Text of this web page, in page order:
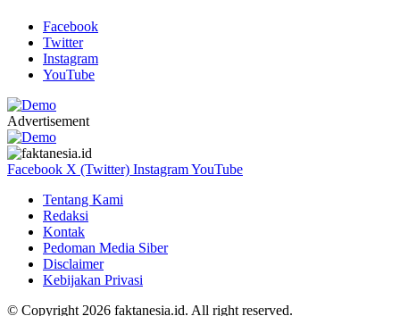
Facebook
Twitter
Instagram
YouTube
Advertisement
Facebook X (Twitter) InstagramYouTube
Tentang Kami
Redaksi
Kontak
Pedoman Media Siber
Disclaimer
Kebijakan Privasi
© Copyright 2026 faktanesia.id. All right reserved.